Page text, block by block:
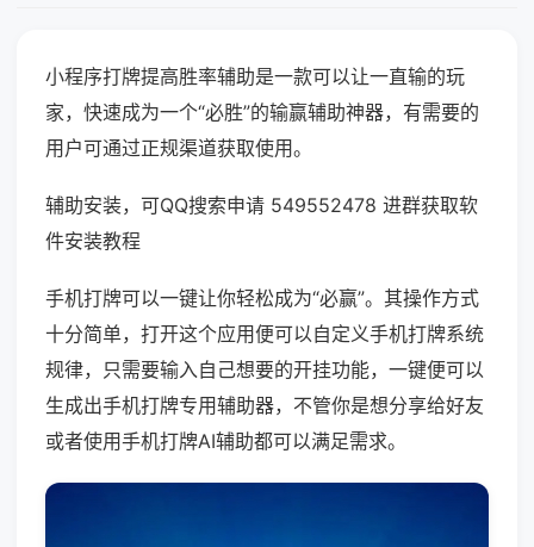
小程序打牌提高胜率辅助是一款可以让一直输的玩
家，快速成为一个“必胜”的输赢辅助神器，有需要的
用户可通过正规渠道获取使用。
辅助安装，可QQ搜索申请 549552478 进群获取软
件安装教程
手机打牌可以一键让你轻松成为“必赢”。其操作方式
十分简单，打开这个应用便可以自定义手机打牌系统
规律，只需要输入自己想要的开挂功能，一键便可以
生成出手机打牌专用辅助器，不管你是想分享给好友
或者使用手机打牌AI辅助都可以满足需求。